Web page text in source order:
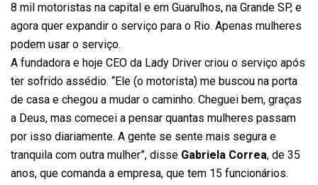
8 mil motoristas na capital e em Guarulhos, na Grande SP, e
agora quer expandir o serviço para o Rio. Apenas mulheres
podem usar o serviço.
A fundadora e hoje CEO da Lady Driver criou o serviço após
ter sofrido assédio. “Ele (o motorista) me buscou na porta
de casa e chegou a mudar o caminho. Cheguei bem, graças
a Deus, mas comecei a pensar quantas mulheres passam
por isso diariamente. A gente se sente mais segura e
tranquila com outra mulher”, disse Gabriela Correa, de 35
anos, que comanda a empresa, que tem 15 funcionários.